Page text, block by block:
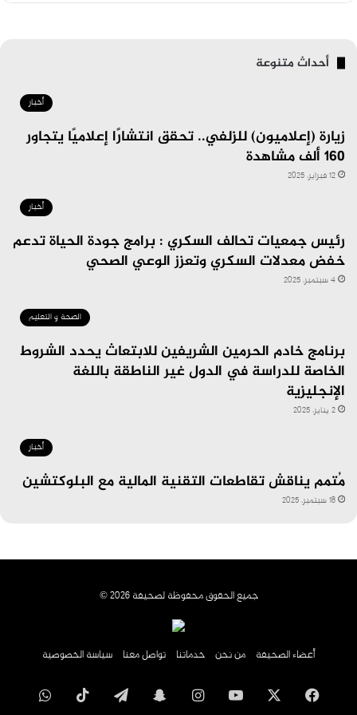
أحداث متنوعة
أخبار
زيارة (إعلاميون) للزلفي.. تحقق انتشارًا إعلاميًا يتجاور
160 ألف مشاهدة
12 فبراير، 2025
أخبار
رئيس جمعيات تحالف السكري : برامج جودة الحياة تدعم
خفض معدلات السكري وتعزز الوعي الصحي
4 سبتمبر، 2025
الصحة و التعليم
برنامج خادم الحرمين الشريفين للابتعاث يحدد الشروط
الخاصة للدراسة في الدول غير الناطقة باللغة
الإنجليزية
2 يناير، 2025
أخبار
مُتمم يناقش تقاطعات التقنية المالية مع البلوكتشين
18 سبتمبر، 2025
جميع الحقوق محفوظة لصحيفة 2026 ©
أعضاء الصحيفة من نحن خدماتنا تواصل معنا سياسة الخصوصية
فيسبوك ‫YouTube انستقرام سناب تيلقرام ‫TikTok